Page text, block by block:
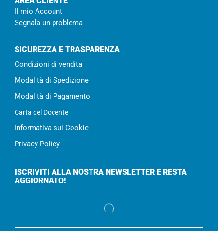
Il mio Account
Segnala un problema
SICUREZZA E TRASPARENZA
Condizioni di vendita
Modalità di Spedizione
Modalità di Pagamento
Carta del Docente
Informativa sui Cookie
Privacy Policy
ISCRIVITI ALLA NOSTRA NEWSLETTER E RESTA
AGGIORNATO!